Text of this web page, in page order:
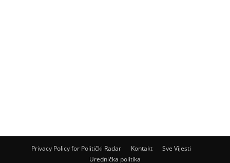
Privacy Policy for Politički Radar Kontakt
Sve Vijesti
Urednička politika